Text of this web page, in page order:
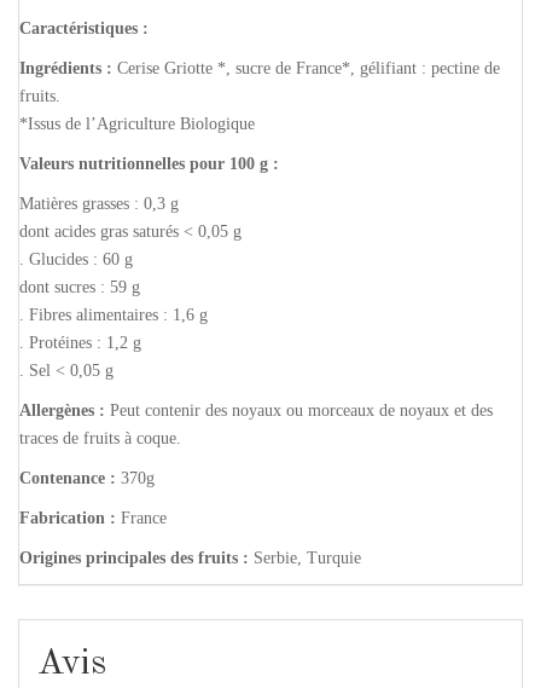
Caractéristiques :
Ingrédients : Cerise Griotte *, sucre de France*, gélifiant : pectine de
fruits.
*Issus de l’Agriculture Biologique
Valeurs nutritionnelles pour 100 g :
Matières grasses : 0,3 g
dont acides gras saturés < 0,05 g
. Glucides : 60 g
dont sucres : 59 g
. Fibres alimentaires : 1,6 g
. Protéines : 1,2 g
. Sel < 0,05 g
Allergènes : Peut contenir des noyaux ou morceaux de noyaux et des
traces de fruits à coque.
Contenance : 370g
Fabrication : France
Origines principales des fruits : Serbie, Turquie
Avis